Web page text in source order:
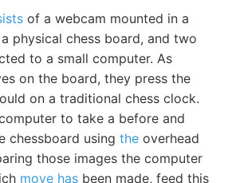
of a webcam mounted in a
physical chess board, and two
to a small computer. As
on the board, they press the
on a traditional chess clock.
to take a before and
chessboard using the overhead
those images the computer
move has been made, feed this